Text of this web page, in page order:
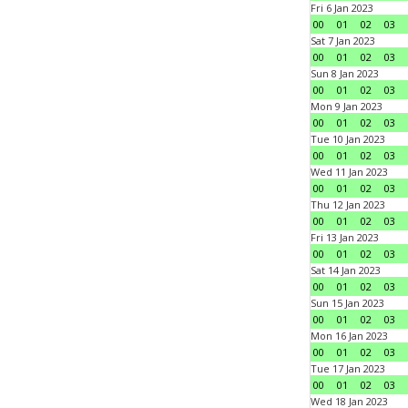
Fri 6 Jan 2023
00
01 02
03
Sat 7 Jan 2023
00
01 02
03
Sun 8 Jan 2023
00
01 02
03
Mon 9 Jan 2023
00
01 02
03
Tue 10 Jan 2023
00
01 02
03
Wed 11 Jan 2023
00
01 02
03
Thu 12 Jan 2023
00
01 02
03
Fri 13 Jan 2023
00
01 02
03
Sat 14 Jan 2023
00
01 02
03
Sun 15 Jan 2023
00
01 02
03
Mon 16 Jan 2023
00
01 02
03
Tue 17 Jan 2023
00
01 02
03
Wed 18 Jan 2023